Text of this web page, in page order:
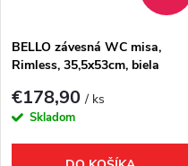
BELLO závesná WC misa,
Rimless, 35,5x53cm, biela
€178,90/ ks
Skladom